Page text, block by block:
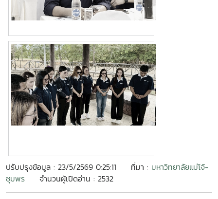
ปรับปรุงข้อมูล : 23/5/2569 0:25:11 ที่มา : มหาวิทยาลัยแม่โจ้-
ชุมพร
จำนวนผู้เปิดอ่าน : 2532